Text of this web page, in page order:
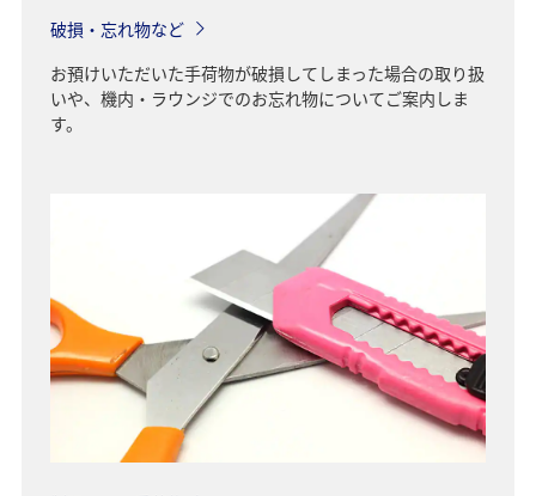
破損・忘れ物など
お預けいただいた手荷物が破損してしまった場合の取り扱
いや、機内・ラウンジでのお忘れ物についてご案内しま
す。